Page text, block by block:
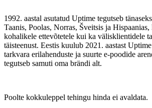
1992. aastal asutatud Uptime tegutseb
Taanis, Poolas, Norras, Šveitsis ja
kohalikele ettevõtetele kui ka välisklientidele
täisteenust. Eestis kuulub 2021. aastast
tarkvara erilahenduste ja suurte e-poodide
tegutseb samuti oma brändi alt.
Poolte kokkuleppel tehingu hinda ei avaldata.